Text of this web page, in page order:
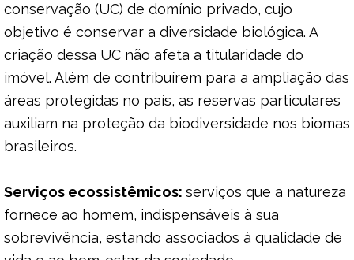
conservação (UC) de domínio privado, cujo
objetivo é conservar a diversidade biológica. A
criação dessa UC não afeta a titularidade do
imóvel. Além de contribuírem para a ampliação das
áreas protegidas no país, as reservas particulares
auxiliam na proteção da biodiversidade nos biomas
brasileiros.
Serviços ecossistêmicos: serviços que a natureza
fornece ao homem, indispensáveis à sua
sobrevivência, estando associados à qualidade de